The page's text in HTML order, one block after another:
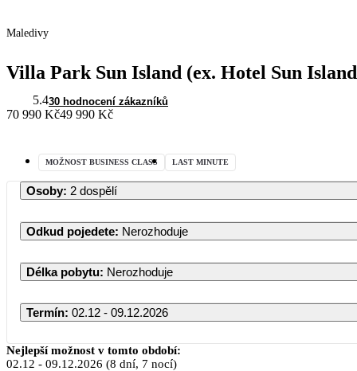
Maledivy
Villa Park Sun Island (ex. Hotel Sun
5.430 hodnocení zákazníků
70 990 Kč49 990 Kč
MOŽNOST BUSINESS CLASS LAST MINUTE
Osoby: 2 dospělí
Odkud pojedete: Nerozhoduje
Délka pobytu: Nerozhoduje
Termín: 02.12 - 09.12.2026
Nejlepší možnost v tomto období:
02.12 - 09.12.2026 (8 dní, 7 nocí)